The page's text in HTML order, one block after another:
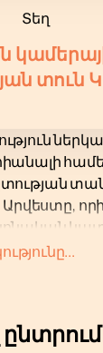
Տեղ
տուն
Արվեստը,
ընտրում